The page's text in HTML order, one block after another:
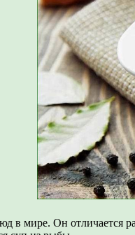
мире. Он отличается